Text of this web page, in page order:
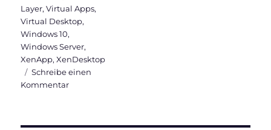
Layer,Virtual Apps,
Virtual Desktop,
Windows 10,
Windows Server,
XenApp,XenDesktop
Schreibe einen
Kommentarzu